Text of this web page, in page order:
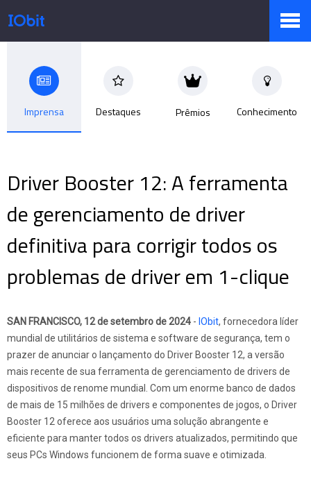
Produtos
Loja
Sala de Imprensa
Suporte
Imprensa Destaques Prêmios Conhecimento
Driver Booster 12: A ferramenta
de gerenciamento de driver
definitiva para corrigir todos os
problemas de driver em 1-clique
SAN FRANCISCO, 12 de setembro de 2024 - IObit, fornecedora líder
mundial de utilitários de sistema e software de segurança, tem o
prazer de anunciar o lançamento do Driver Booster 12, a versão
mais recente de sua ferramenta de gerenciamento de drivers de
dispositivos de renome mundial. Com um enorme banco de dados
de mais de 15 milhões de drivers e componentes de jogos, o Driver
Booster 12 oferece aos usuários uma solução abrangente e
eficiente para manter todos os drivers atualizados, permitindo que
seus PCs Windows funcionem de forma suave e otimizada.